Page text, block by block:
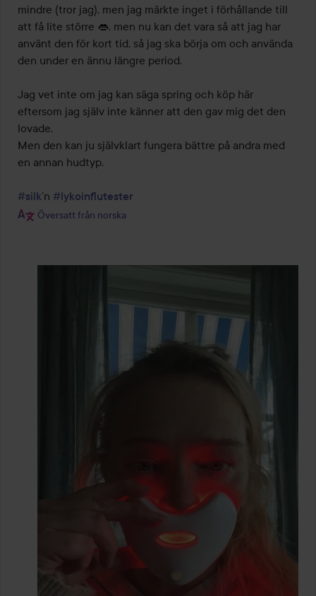
mindre (tror jag), men jag märkte inget i förhållande till
att få lite större 👄, men nu kan det vara så att jag har
använt den för kort tid, så jag ska börja om och använda
den under en ännu längre period.
Jag vet inte om jag kan säga spring och köp här
eftersom jag själv inte känner att den gav mig det den
lovade.
Men den kan ju självklart fungera bättre på andra med
en annan hudtyp.
#silk’n #lykoinflutester
Översatt från norska